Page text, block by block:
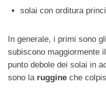
solai con orditura
In generale, i primi sono
subiscono maggiormente
punto debole dei solai in
sono la ruggine che